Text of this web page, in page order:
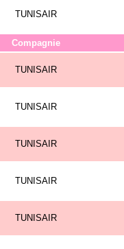
TUNISAIR
Compagnie
TUNISAIR
TUNISAIR
TUNISAIR
TUNISAIR
TUNISAIR